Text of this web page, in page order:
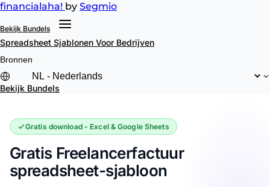
financialaha! by Segmio
Bekijk Bundels
Spreadsheet Sjablonen Voor Bedrijven
Bronnen
Bekijk Bundels
Gratis download - Excel & Google Sheets
Gratis Freelancerfactuur
spreadsheet-sjabloon